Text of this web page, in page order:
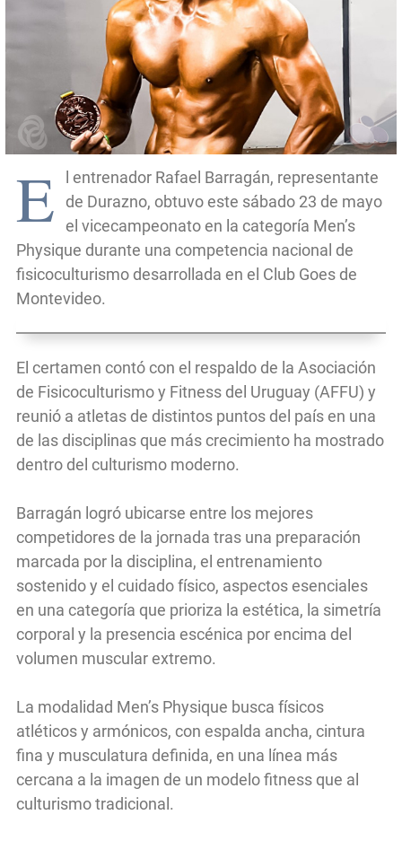
E
l entrenador Rafael Barragán, representante
de Durazno, obtuvo este sábado 23 de mayo
el vicecampeonato en la categoría Men’s
Physique durante una competencia nacional de
fisicoculturismo desarrollada en el Club Goes de
Montevideo.
El certamen contó con el respaldo de la Asociación
de Fisicoculturismo y Fitness del Uruguay (AFFU) y
reunió a atletas de distintos puntos del país en una
de las disciplinas que más crecimiento ha mostrado
dentro del culturismo moderno.
Barragán logró ubicarse entre los mejores
competidores de la jornada tras una preparación
marcada por la disciplina, el entrenamiento
sostenido y el cuidado físico, aspectos esenciales
en una categoría que prioriza la estética, la simetría
corporal y la presencia escénica por encima del
volumen muscular extremo.
La modalidad Men’s Physique busca físicos
atléticos y armónicos, con espalda ancha, cintura
fina y musculatura definida, en una línea más
cercana a la imagen de un modelo fitness que al
culturismo tradicional.